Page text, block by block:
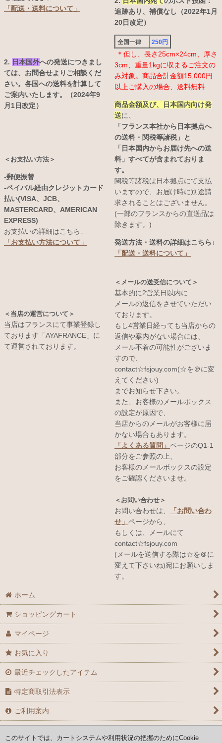
「配送・送料について」
2. 日本国外への発送につきまし
ては、お問合せよりご相談くだ
さい。各国への送料を計算して
ご案内いたします。（2024年9
月1日改定）
＜お支払い方法＞
-郵便振替
-ペイパル経由クレジットカード
払い(VISA、JCB、
MASTERCARD、AMERICAN
EXPRESS)
お支払いの詳細はこちら↓
「お支払い方法について」
＜当店の運営について＞
当店はフランスにて事業登録し
ております「AYAFRANCE」に
て運営されております。
追跡あり、補償なし（2022年1月
20日改定）
全国一律 250円
＊但し、長さ25cm×24cm、厚さ
3cm、重量1kgに収まるご注文の
み対象。商品合計金額15,000円
以上ご購入の場合、送料無料
商品金額及び、日本国内向け発
送に、
「フランス本社から日本拠点へ
の送料・関税等諸税」と
「日本国内からお届け先への送
料」すべてが含まれておりま
す。
関税等諸税は日本拠点にて支払
いますので、お届け時に別途請
求されることはございません。
(一部のフランスからの直送品は
除きます。)
発送方法・送料の詳細はこちら↓
「配送・送料について」
＜メールの送受信について＞
基本的に2営業日以内に
メールの返信をさせていただい
ております。
もし4営業日経っても当店からの
返信や案内がない場合には、
メール不着の可能性がございま
すので、
contact☆fsjouy.com(☆を＠に変
えてください)
までお知らせ下さい。
また、お客様のメールボックス
の設定が原因で、
当店からのメールがお客様に届
かない場合もあります。
「よくある質問」 ページのQ1-1
部分をご参照の上、
お客様のメールボックスの設定
をご確認くださいませ。
＜お問い合わせ＞
お問い合わせは、
「お問い合わ
せ」 ページから、
もしくは、メールにて
contact☆fsjouy.com
(メールを送信する際は☆を＠に
変えて下さいね)宛にお願いしま
す。
ホーム
ショッピングカート
マイページ
お気に入り
最近チェックしたアイテム
特定商取引法表示
ご利用案内
このサイトでは、カートシステムや利用状況の把握のためにCookie